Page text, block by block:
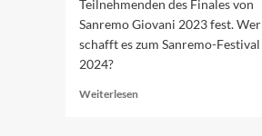
Teilnehmenden des Finales von
Sanremo Giovani 2023 fest. Wer
schafft es zum Sanremo-Festival
2024?
Weiterlesen